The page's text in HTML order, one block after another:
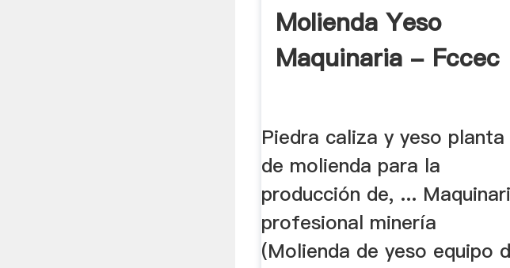
Molienda Yeso
Maquinaria - Fccec
Piedra caliza y yeso planta
de molienda para la
producción de, ...
profesional minería
(Molienda de yeso equipo